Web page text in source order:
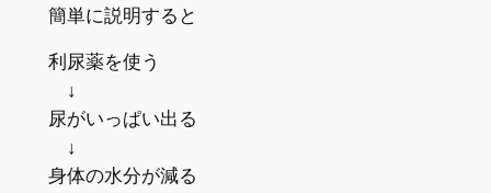
簡単に説明すると
利尿薬を使う
↓
尿がいっぱい出る
↓
身体の水分が減る